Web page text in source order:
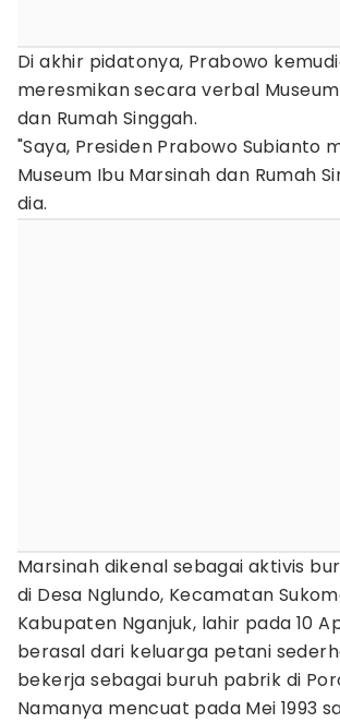
Di akhir pidatonya, Prabowo
meresmikan secara verbal
dan Rumah Singgah.
"Saya, Presiden Prabowo Subianto
Museum Ibu Marsinah dan Rumah
dia.
Marsinah dikenal sebagai aktivis
di Desa Nglundo, Kecamatan
Kabupaten Nganjuk, lahir pada 10
berasal dari keluarga petani
bekerja sebagai buruh pabrik di
Namanya mencuat pada Mei 1993